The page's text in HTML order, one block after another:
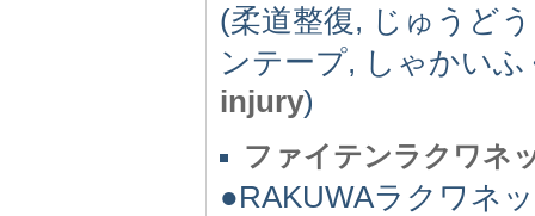
(柔道整復, じゅうど
ンテープ, しゃかい
injury)
ファイテンラクワネ
●RAKUWAラクワネ